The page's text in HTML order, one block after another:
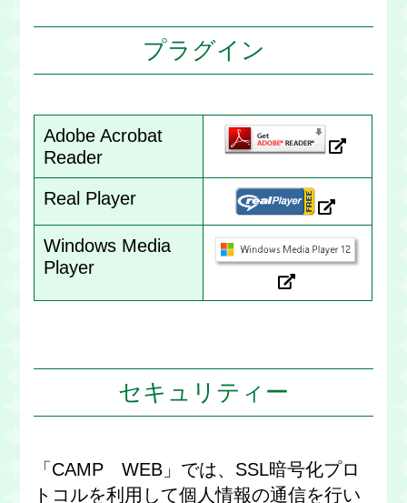
プラグイン
Adobe Acrobat
Reader
Real Player
Windows Media
Player
セキュリティー
「CAMP WEB」では、SSL暗号化プロ
トコルを利用して個人情報の通信を行い